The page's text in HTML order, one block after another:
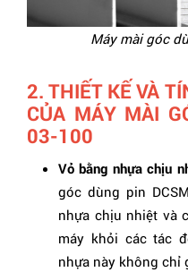
Máy mài góc
2. THIẾT KẾ VÀ
CỦA MÁY MÀI
03-100
Vỏ bằng nhựa chịu
góc dùng pin
nhựa chịu nhiệt và
máy khỏi các tác
nhựa này không chỉ